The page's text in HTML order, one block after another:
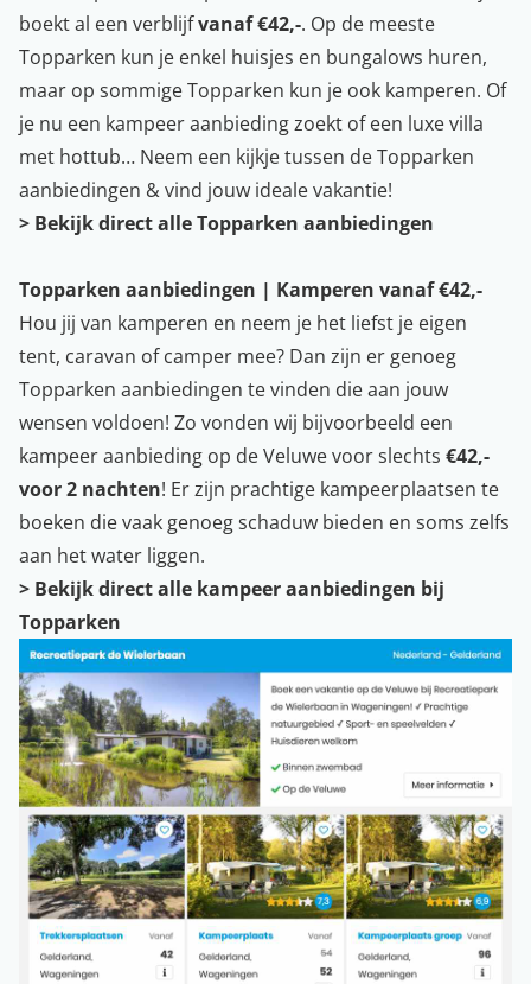
boekt al een verblijfvanaf €42,-. Op de meeste
Topparken kun je enkel huisjes en bungalows huren,
maar op sommige Topparken kun je ook kamperen. Of
je nu een kampeer aanbieding zoekt of een luxe villa
met hottub… Neem een kijkje tussen de Topparken
aanbiedingen & vind jouw ideale vakantie!
> Bekijk direct alle Topparken aanbiedingen
Topparken aanbiedingen | Kamperen vanaf €42,-
Hou jij van kamperen en neem je het liefst je eigen
tent, caravan of camper mee? Dan zijn er genoeg
Topparken aanbiedingen te vinden die aan jouw
wensen voldoen! Zo vonden wij bijvoorbeeld een
kampeer aanbieding op de Veluwe voor slechts €42,-
voor 2 nachten! Er zijn prachtige kampeerplaatsen te
boeken die vaak genoeg schaduw bieden en soms zelfs
aan het water liggen.
> Bekijk direct alle kampeer aanbiedingen bij
Topparken